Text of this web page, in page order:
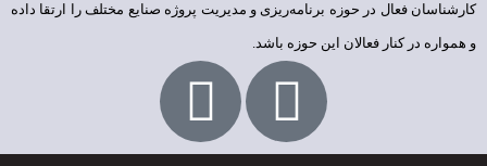
کارشناسان فعال در حوزه برنامه‌ریزی و مدیریت پروژه صنایع مختلف را ارتقا داده
و همواره در کنار فعالان این حوزه باشد.